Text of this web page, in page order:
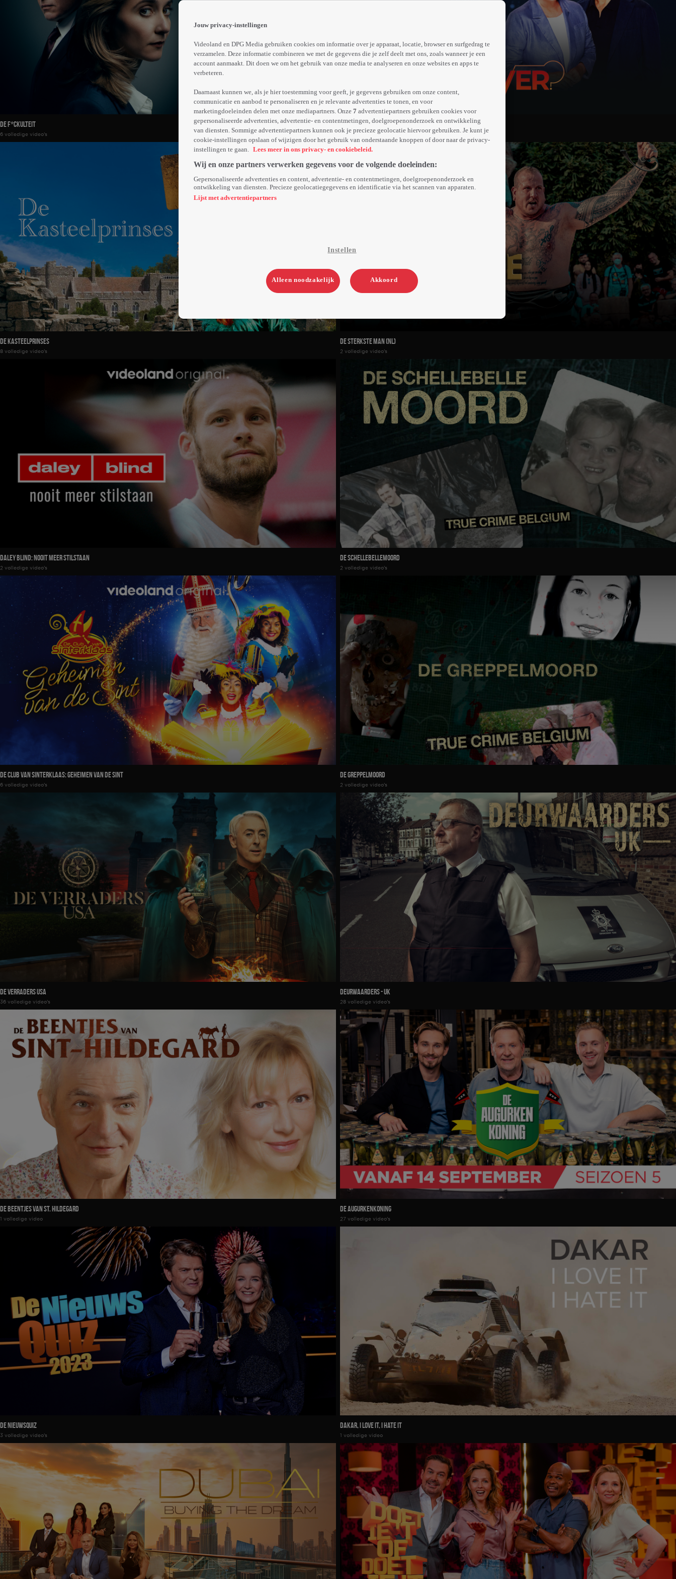
De F*ckulteit
6 volledige video's
Do You Want To Live Forever?
4 volledige video's
De Kasteelprinses
8 volledige video's
De Sterkste Man (NL)
2 volledige video's
Daley Blind: Nooit Meer Stilstaan
2 volledige video's
De Schellebellemoord
2 volledige video's
De Club Van Sinterklaas: Geheimen Van De Sint
6 volledige video's
De Greppelmoord
2 volledige video's
De Verraders USA
36 volledige video's
Deurwaarders - UK
28 volledige video's
De Beentjes van St. Hildegard
1 volledige video
De Augurkenkoning
27 volledige video's
De Nieuwsquiz
3 volledige video's
Dakar, I Love It, I Hate It
1 volledige video
Jouw privacy-instellingen
Videoland en DPG Media gebruiken cookies om informatie over je apparaat, locatie, browser en surfgedrag te
verzamelen. Deze informatie combineren we met de gegevens die je zelf deelt met ons, zoals wanneer je een
account aanmaakt. Dit doen we om het gebruik van onze media te analyseren en onze websites en apps te
verbeteren.
Daarnaast kunnen we, als je hier toestemming voor geeft, je gegevens gebruiken om onze content,
communicatie en aanbod te personaliseren en je relevante advertenties te tonen, en voor
marketingdoeleinden delen met onze mediapartners. Onze 7 advertentiepartners gebruiken cookies voor
gepersonaliseerde advertenties, advertentie- en contentmetingen, doelgroepenonderzoek en ontwikkeling
van diensten. Sommige advertentiepartners kunnen ook je precieze geolocatie hiervoor gebruiken. Je kunt je
cookie-instellingen opslaan of wijzigen door het gebruik van onderstaande knoppen of door naar de privacy-
instellingen te gaan. Lees meer in ons privacy- en cookiebeleid.
Wij en onze partners verwerken gegevens voor de volgende doeleinden:
Gepersonaliseerde advertenties en content, advertentie- en contentmetingen, doelgroepenonderzoek en
ontwikkeling van diensten. Precieze geolocatiegegevens en identificatie via het scannen van apparaten.
Lijst met advertentiepartners
Instellen
Alleen noodzakelijk Akkoord